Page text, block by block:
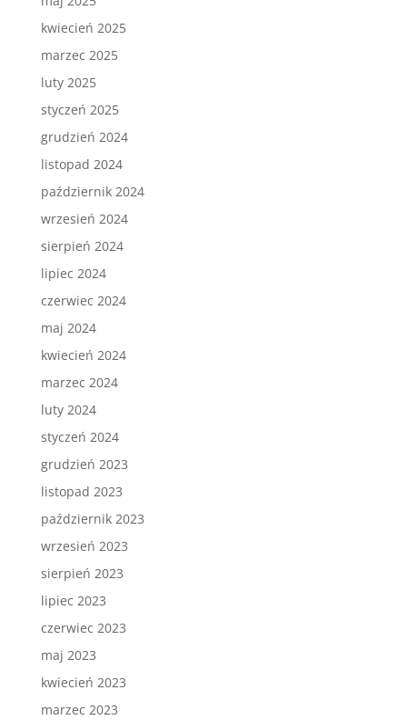
kwiecień 2025
marzec 2025
luty 2025
styczeń 2025
grudzień 2024
listopad 2024
październik 2024
wrzesień 2024
sierpień 2024
lipiec 2024
czerwiec 2024
maj 2024
kwiecień 2024
marzec 2024
luty 2024
styczeń 2024
grudzień 2023
listopad 2023
październik 2023
wrzesień 2023
sierpień 2023
lipiec 2023
czerwiec 2023
maj 2023
kwiecień 2023
marzec 2023